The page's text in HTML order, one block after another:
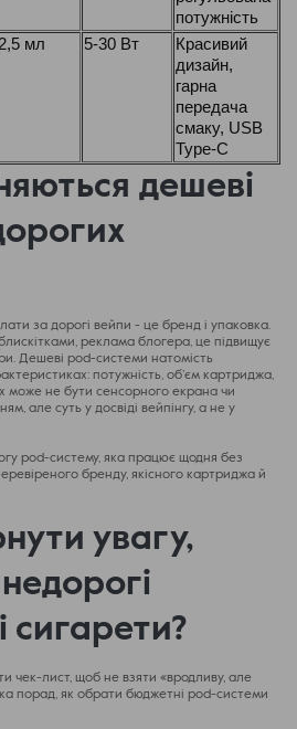
потужність
2,5 мл 5-30 Вт
Красивий
дизайн,
гарна
передача
смаку, USB
Type-C
дешеві
за дорогі вейпи - це бренд і упаковка.
реклама блогера, це підвищує
Дешеві pod-системи натомість
потужність, об’єм картриджа,
може не бути сенсорного екрана чи
але суть у досвіді вейпінгу, а не у
pod-систему, яка працює щодня без
бренду, якісного картриджа й
увагу,
сигарети?
чек-лист, щоб не взяти «вродливу, але
порад, як обрати бюджетні pod-системи